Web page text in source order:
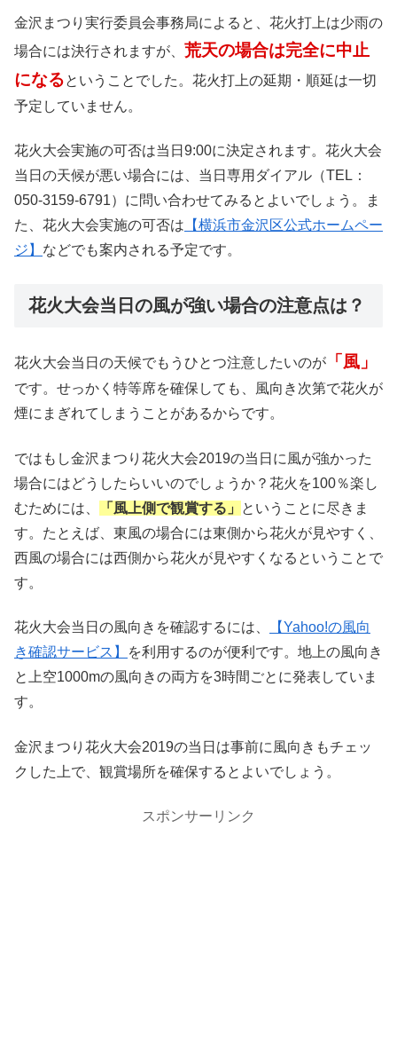
金沢まつり実行委員会事務局によると、花火打上は少雨の
場合には決行されますが、 荒天の場合は完全に中止
になるということでした。花火打上の延期・順延は一切
予定していません。
花火大会実施の可否は当日9:00に決定されます。花火大会
当日の天候が悪い場合には、当日専用ダイアル（TEL：
050-3159-6791）に問い合わせてみるとよいでしょう。ま
た、花火大会実施の可否は 【横浜市金沢区公式ホームペー
ジ】 などでも案内される予定です。
花火大会当日の風が強い場合の注意点は？
花火大会当日の天候でもうひとつ注意したいのが 「風」
です。せっかく特等席を確保しても、風向き次第で花火が
煙にまぎれてしまうことがあるからです。
ではもし金沢まつり花火大会2019の当日に風が強かった
場合にはどうしたらいいのでしょうか？花火を100％楽し
むためには、
「風上側で観賞する」
ということに尽きま
す。たとえば、東風の場合には東側から花火が見やすく、
西風の場合には西側から花火が見やすくなるということで
す。
花火大会当日の風向きを確認するには、
【Yahoo!の風向
き確認サービス】
を利用するのが便利です。地上の風向き
と上空1000mの風向きの両方を3時間ごとに発表していま
す。
金沢まつり花火大会2019の当日は事前に風向きもチェッ
クした上で、観賞場所を確保するとよいでしょう。
スポンサーリンク